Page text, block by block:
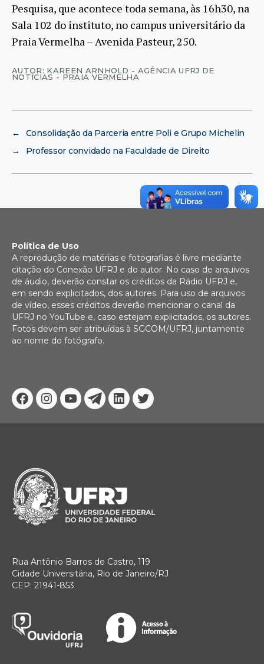
Pesquisa, que acontece toda semana, às 16h30, na
Sala 102 do instituto, no campus universitário da
Praia Vermelha – Avenida Pasteur, 250.
AUTOR: KAREEN ARNHOLD - AGÊNCIA UFRJ DE
NOTÍCIAS - PRAIA VERMELHA
←
Consolidação da Parceria entre Poli e Grupo Michelin
→
Professor convidado na Faculdade de Direito
Facebook
Instagram
YoutubeTelegram
Linkedin
Twitter
Política de Uso
A reprodução de matérias e fotografias é livre mediante
citação do Conexão UFRJ e do autor. No caso de arquivos
de áudio, deverão constar os créditos da Rádio UFRJ e,
em sendo explicitados, dos autores. Para uso de arquivos
de vídeo, esses créditos deverão mencionar o canal da
UFRJ no YouTube e, caso estejam explicitados, os autores.
Fotos devem ser atribuídas à SGCOM/UFRJ, juntamente
ao nome do fotógrafo.
Rua Antônio Barros de Castro, 119
Cidade Universitária, Rio de Janeiro/RJ
CEP: 21941-853